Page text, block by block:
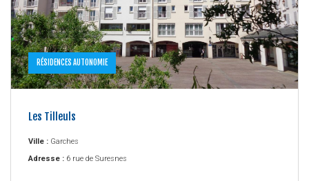
RÉSIDENCES AUTONOMIE
Les Tilleuls
Ville : Garches
Adresse : 6 rue de Suresnes